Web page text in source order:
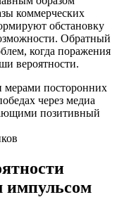
коммерческих
обстановку
Обратный
когда поражения
вероятности.
мерами посторонних
через медиа
позитивный
импульсом